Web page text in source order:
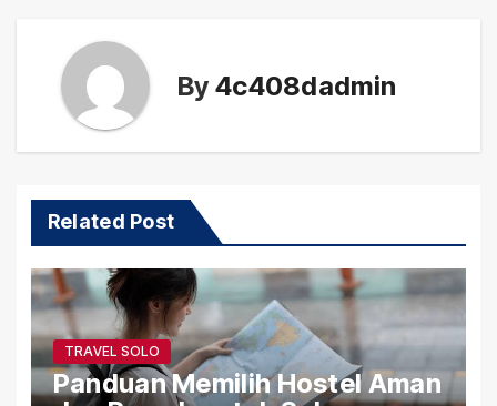
By 4c408dadmin
Related Post
TRAVEL SOLO
Panduan Memilih Hostel Aman